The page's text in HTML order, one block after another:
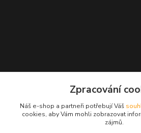
+420 777 271 162
(Po-Pá, 10-18 hod.)
Zpracování
Náš e-shop a partneři potřebují Váš
cookies, aby Vám mohli zobrazovat
zájmů.